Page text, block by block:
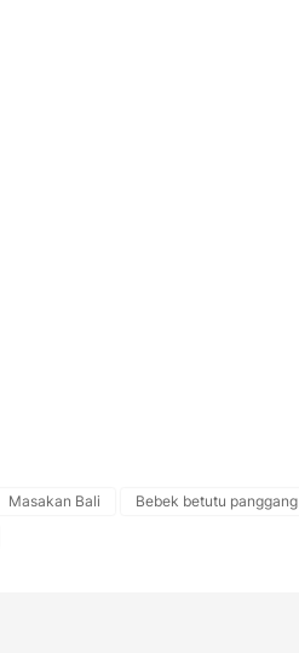
Masakan Bali
Bebek betutu panggang